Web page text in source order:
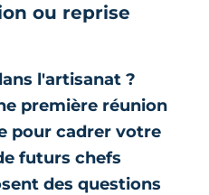
ou reprise
l'artisanat ?
première réunion
pour cadrer votre
futurs chefs
des questions